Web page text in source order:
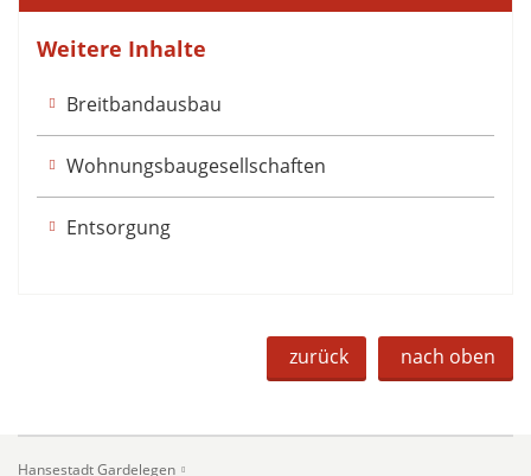
Weitere Inhalte
Breitbandausbau
Wohnungsbaugesellschaften
Entsorgung
zurück nach oben
Hansestadt Gardelegen